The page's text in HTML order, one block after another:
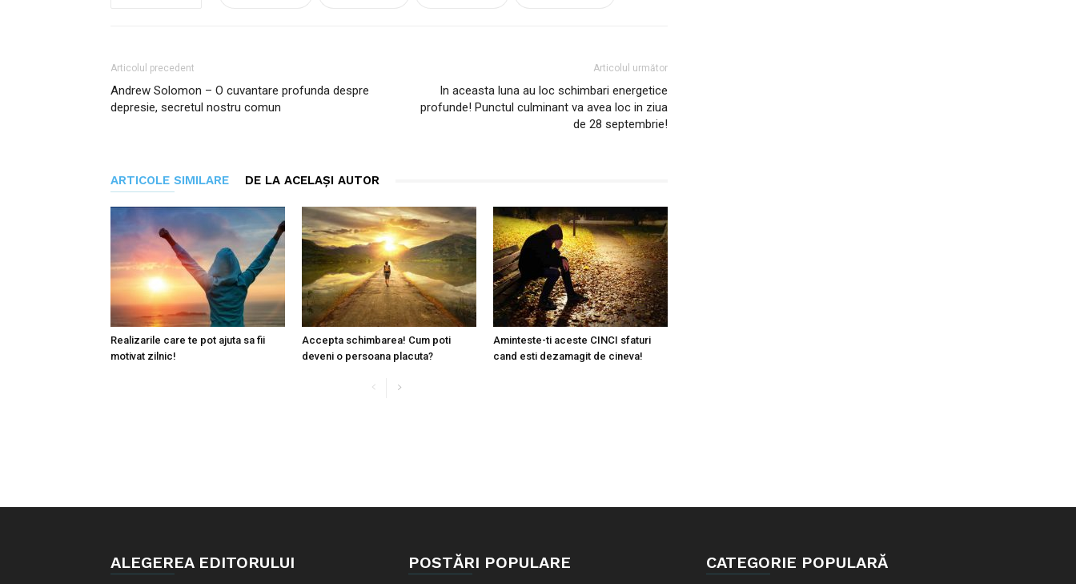
Articolul precedent
Andrew Solomon – O cuvantare profunda despre
depresie, secretul nostru comun
Articolul următor
In aceasta luna au loc schimbari energetice
profunde! Punctul culminant va avea loc in ziua
de 28 septembrie!
ARTICOLE SIMILARE DE LA ACELAȘI AUTOR
Realizarile care te pot ajuta sa fii
motivat zilnic!
Accepta schimbarea! Cum poti
deveni o persoana placuta?
Aminteste-ti aceste CINCI sfaturi
cand esti dezamagit de cineva!
ALEGEREA EDITORULUI POSTĂRI POPULARE CATEGORIE POPULARĂ